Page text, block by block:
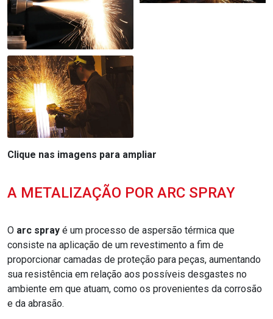
Clique nas imagens para ampliar
A METALIZAÇÃO POR ARC SPRAY
O arc spray é um processo de aspersão térmica que
consiste na aplicação de um revestimento a fim de
proporcionar camadas de proteção para peças, aumentando
sua resistência em relação aos possíveis desgastes no
ambiente em que atuam, como os provenientes da corrosão
e da abrasão.